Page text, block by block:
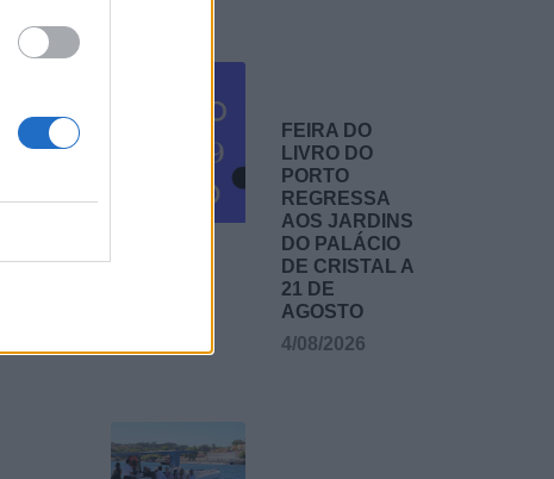
FEIRA DO
LIVRO DO
PORTO
REGRESSA
AOS JARDINS
DO PALÁCIO
DE CRISTAL A
21 DE
AGOSTO
4/08/2026